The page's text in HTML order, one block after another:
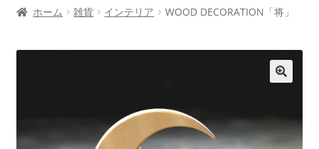
キ
プ
プ
ュ
展
開
メ
ー
を
取扱店舗
お問い合わせ
サ
ブ
メ
ュ
ー
ホーム 雑貨 インテリア WOOD DECORATION「将」